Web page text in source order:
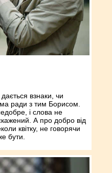
взнаки, чи
ради з тим Борисом.
і слова не
А про добро від
квітку, не говорячи
бути.